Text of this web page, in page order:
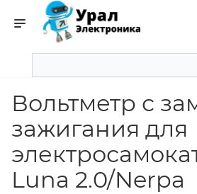
Вольтметр с
зажигания для
Luna 2.0/Nerpa